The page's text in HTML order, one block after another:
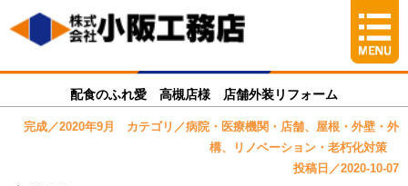
配食のふれ愛 高槻店様 店舗外装リフォーム
完成／2020年9月 カテゴリ／病院・医療機関・店舗、屋根・外壁・外
構、リノベーション・老朽化対策
投稿日／2020-10-07